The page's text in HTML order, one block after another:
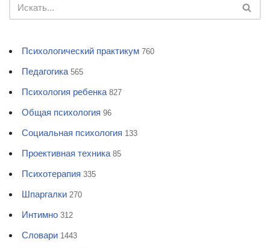
Психологический практикум 760
Педагогика 565
Психология ребенка 827
Общая психология 96
Социальная психология 133
Проективная техника 85
Психотерапия 335
Шпаргалки 270
Интимно 312
Словари 1443